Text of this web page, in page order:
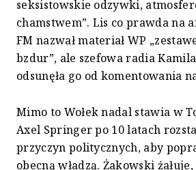
seksistowskie odzywki,
chamstwem”. Lis co prawda na
FM nazwał materiał WP
bzdur”, ale szefowa radia
odsunęła go od komentowania
Mimo to Wołek nadal stawia w
Axel Springer po 10 latach
przyczyn politycznych, aby
obecną władzą. Żakowski